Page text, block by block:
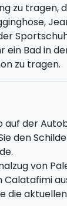
Die Pfade
Begleitung
(Beifahrer
zu tragen,
ein Bad in
zu tragen.
auf der
den
von
die